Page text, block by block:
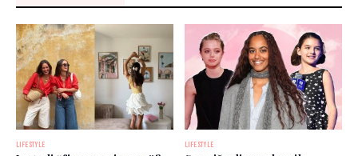
LIFESTYLE LIFESTYLE